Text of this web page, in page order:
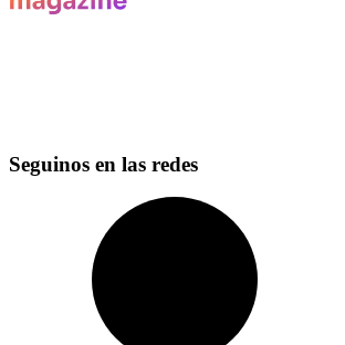
Seguinos en las redes